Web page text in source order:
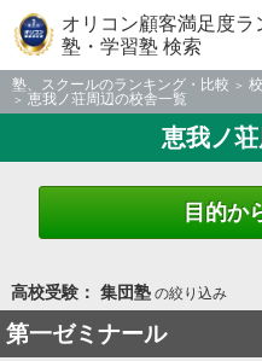
オリコン顧客満足度ラ
塾・学習塾 検索
塾、スクールのランキング・比較
恵我ノ荘周辺の校舎一覧
恵我ノ
目的か
高校受験： 集団塾の絞り込み
第一ゼミナール